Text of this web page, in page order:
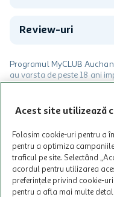
Review-uri
Programul MyCLUB
au varsta de peste 18 ani
Termenele și Condițiile
valabile in limita stocurilor
limita a 12 unitati / card
participante și pentru
nu poate fi utilizat in
activitati in afara celor
nu raspunde pentru
care aceste este
intretineri sau reparatii
Acest site utilizează
Folosim cookie-uri pentru a
pentru a optimiza
traficul pe site. Selectând
acordul pentru utilizarea
preferințele privind cookie-
pentru a afla mai multe